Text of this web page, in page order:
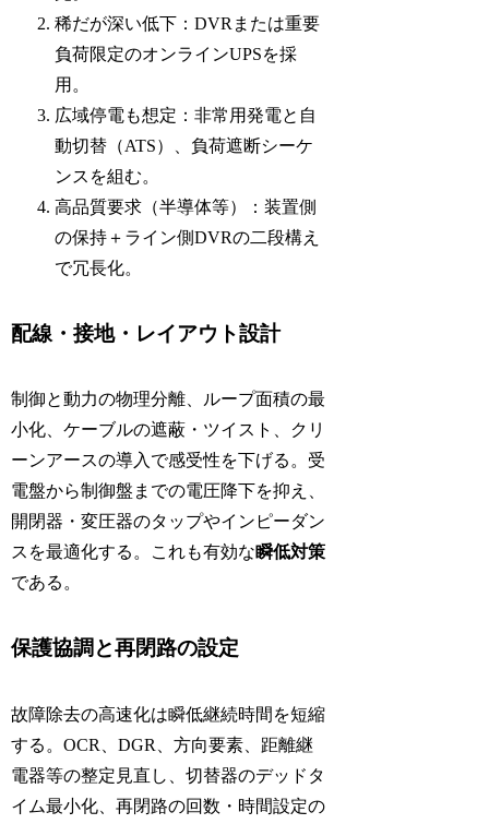
稀だが深い低下：DVRまたは重要
負荷限定のオンラインUPSを採
用。
広域停電も想定：非常用発電と自
動切替（ATS）、負荷遮断シーケ
ンスを組む。
高品質要求（半導体等）：装置側
の保持＋ライン側DVRの二段構え
で冗長化。
配線・接地・レイアウト設計
制御と動力の物理分離、ループ面積の最
小化、ケーブルの遮蔽・ツイスト、クリ
ーンアースの導入で感受性を下げる。受
電盤から制御盤までの電圧降下を抑え、
開閉器・変圧器のタップやインピーダン
スを最適化する。これも有効な瞬低対策
である。
保護協調と再閉路の設定
故障除去の高速化は瞬低継続時間を短縮
する。OCR、DGR、方向要素、距離継
電器等の整定見直し、切替器のデッドタ
イム最小化、再閉路の回数・時間設定の